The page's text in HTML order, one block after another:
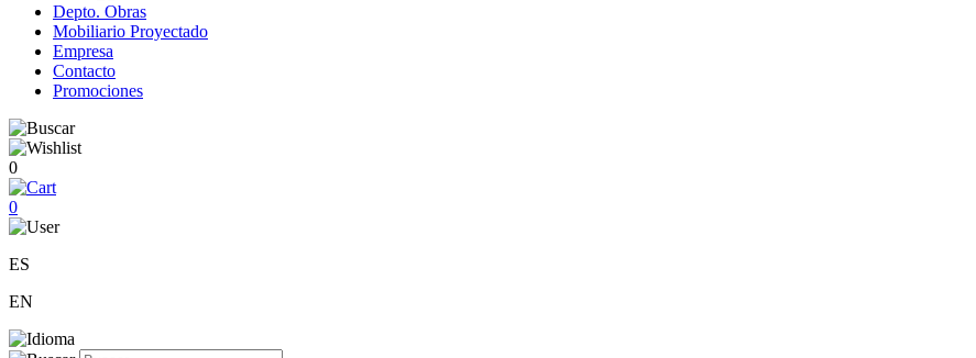
Depto. Obras
Mobiliario Proyectado
Empresa
Contacto
Promociones
0
0
ES
EN